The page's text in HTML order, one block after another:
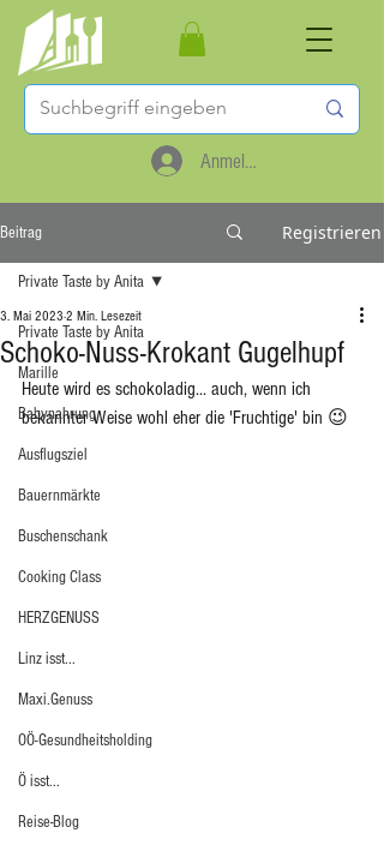
Anmelden
Beitrag Registrieren
Private Taste by Anita
Marille
Babynahrung
Ausflugsziel
Bauernmärkte
Buschenschank
Cooking Class
HERZGENUSS
Linz isst...
Maxi.Genuss
OÖ-Gesundheitsholding
Ö isst...
Reise-Blog
Private Taste by Anita
Schoko-Nuss-Krokant Gugelhupf
3. Mai 2023 2 Min. Lesezeit
Heute wird es schokoladig... auch, wenn ich
bekannter Weise wohl eher die 'Fruchtige' bin 😉